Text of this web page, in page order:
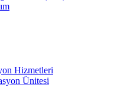
Hizmetleri
Ünitesi